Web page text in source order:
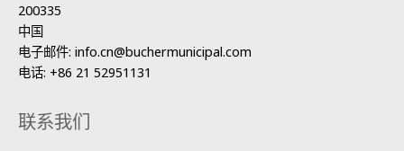
200335
中国
电子邮件: info.cn@buchermunicipal.com
电话: +86 21 52951131
联系我们